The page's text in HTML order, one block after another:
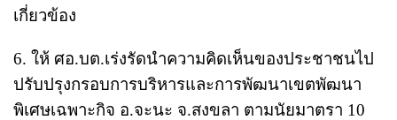
เกี่ยวข้อง
6. ให้ ศอ.บต.เร่งรัดนำความคิดเห็นของประชาชนไป
ปรับปรุงกรอบการบริหารและการพัฒนาเขตพัฒนา
พิเศษเฉพาะกิจ อ.จะนะ จ.สงขลา ตามนัยมาตรา 10